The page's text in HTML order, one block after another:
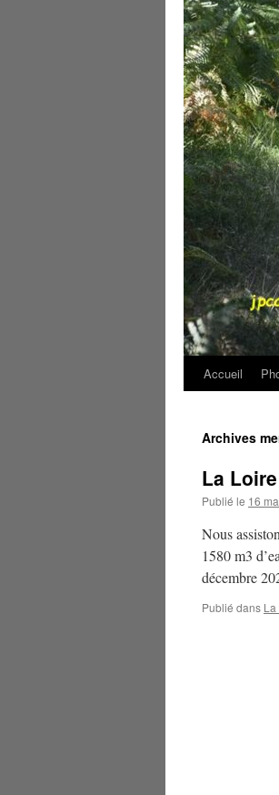
Accueil
Archives
La
Publié le 16
Nous
1580 m3
décembre
Publié dans